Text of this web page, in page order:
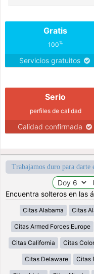
Gratis
100%
Servicios gratuitos
Serio
perfiles de calidad
Calidad confirmada
Trabajamos duro para
Encuentra solteros en las
Citas Alabama Citas
Citas Armed Forces Europe
Citas California Citas
Citas Delaware Citas